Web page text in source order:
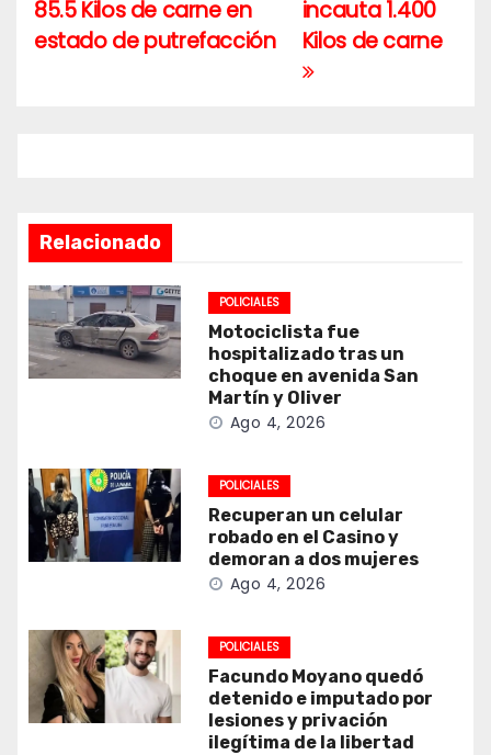
entradas
incauta 1.400
Kilos de carne
85.5 Kilos de carne en
estado de putrefacción
Relacionado
POLICIALES
Motociclista fue
hospitalizado tras un
choque en avenida San
Martín y Oliver
Ago 4, 2026
POLICIALES
Recuperan un celular
robado en el Casino y
demoran a dos mujeres
Ago 4, 2026
POLICIALES
Facundo Moyano quedó
detenido e imputado por
lesiones y privación
ilegítima de la libertad